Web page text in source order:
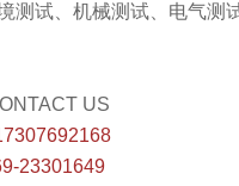
测试、机械测试、电气测
US